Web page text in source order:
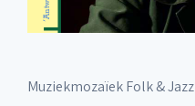
Muziekmozaïek Folk & Jazz